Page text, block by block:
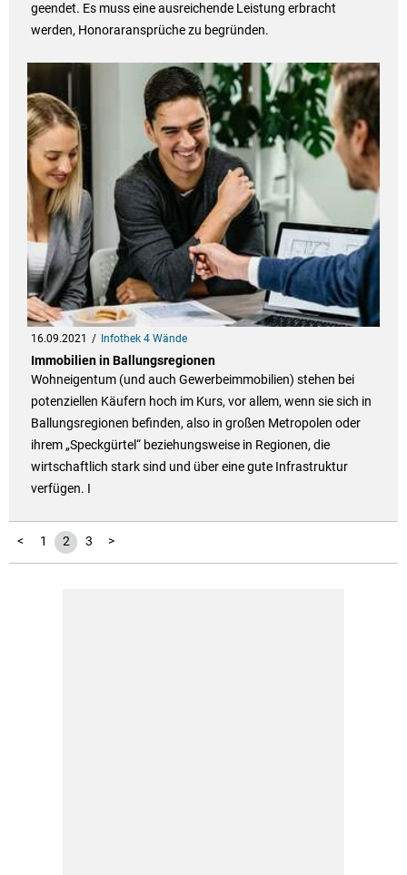
geendet. Es muss eine ausreichende Leistung erbracht
werden, Honoraransprüche zu begründen.
16.09.2021 Infothek 4 Wände
Immobilien in Ballungsregionen
Wohneigentum (und auch Gewerbeimmobilien) stehen bei
potenziellen Käufern hoch im Kurs, vor allem, wenn sie sich in
Ballungsregionen befinden, also in großen Metropolen oder
ihrem „Speckgürtel“ beziehungsweise in Regionen, die
wirtschaftlich stark sind und über eine gute Infrastruktur
verfügen. I
< 1 2 3 >